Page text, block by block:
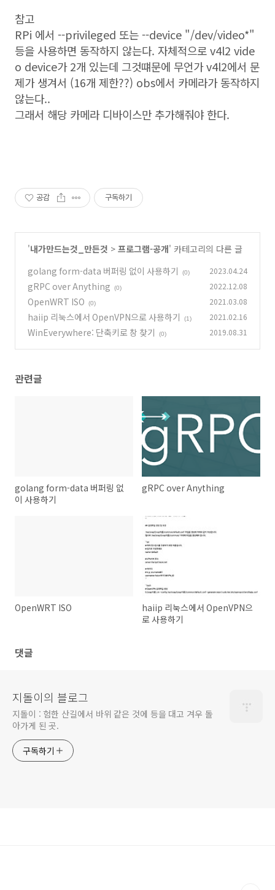
참고
RPi 에서 --privileged 또는 --device "/dev/video*"
등을 사용하면 동작하지 않는다. 자체적으로 v4l2 vide
o device가 2개 있는데 그것떄문에 무언가 v4l2에서 문
제가 생겨서 (16개 제한??) obs에서 카메라가 동작하지
않는다..
그래서 해당 카메라 디바이스만 추가해줘야 한다.
공감 구독하기
'내가만드는것_만든것 > 프로그램-공개' 카테고리의 다른 글
golang form-data 버퍼링 없이 사용하기
(0) 2023.04.24
gRPC over Anything (0) 2022.12.08
OpenWRT ISO (0) 2021.03.08
haiip 리눅스에서 OpenVPN으로 사용하기 (1) 2021.02.16
WinEverywhere: 단축키로 창 찾기 (0) 2019.08.31
관련글
golang form-data 버퍼링 없
이 사용하기
gRPC over Anything
OpenWRT ISO
haiip 리눅스에서 OpenVPN으
로 사용하기
댓글
지돌이의 블로그
지돌이 : 험한 산길에서 바위 같은 것에 등을 대고 겨우 돌
아가게 된 곳.
구독하기